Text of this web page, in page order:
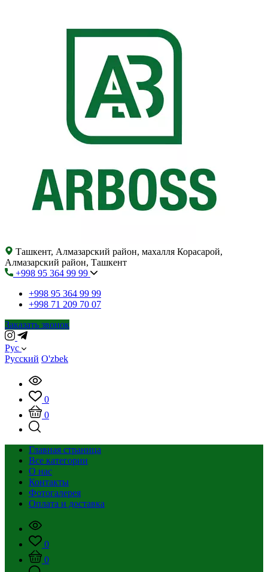
Ташкент, Алмазарский район, махалля Корасарой,
Алмазарский район, Ташкент
+998 95 364 99 99
+998 95 364 99 99
+998 71 209 70 07
Заказать звонок
Рус
Русский O'zbek
0
0
Главная страница
Все категории
О нас
Контакты
Фотогалерея
Оплата и доставка
0
0